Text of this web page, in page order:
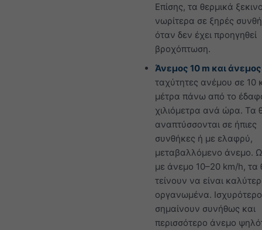
Επίσης, τα θερμικά
νωρίτερα σε ξηρές
όταν δεν έχει προηγηθεί
βροχόπτωση.
Άνεμος 10 m και
ταχύτητες ανέμου σε 10
μέτρα πάνω από το
χιλιόμετρα ανά ώρα. Τα
αναπτύσσονται σε ήπιες
συνθήκες ή με ελαφρύ,
μεταβαλλόμενο άνεμο.
με άνεμο 10–20 km/h, τα
τείνουν να είναι
οργανωμένα.
σημαίνουν συνήθως και
περισσότερο άνεμο